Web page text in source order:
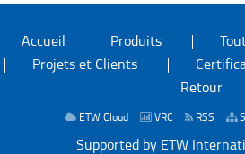
Accueil Produits
Projets et Clients
Retour
ETW Cloud VRC RSS
Supported by ETW